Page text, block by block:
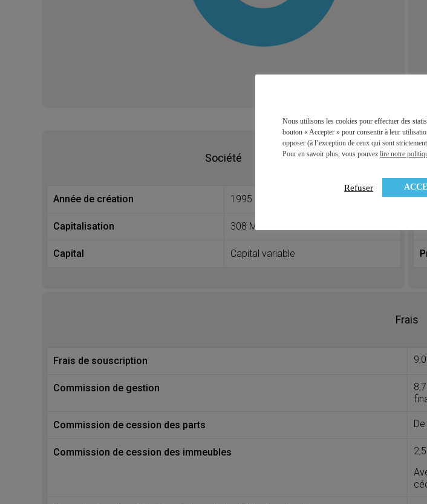
Société
Année de création 1995
Capitalisation 308 M€
Capital Capital variable
Frais
Frais de souscription
Commission de gestion
Commission de cession des parts
Commission de cession des immeubles
Nous utilisons les cookies pour effectuer des
bouton « Accepter » pour consentir à leur
opposer (à l’exception de ceux qui sont
Pour en savoir plus, vous pouvez lire notre
Refuser